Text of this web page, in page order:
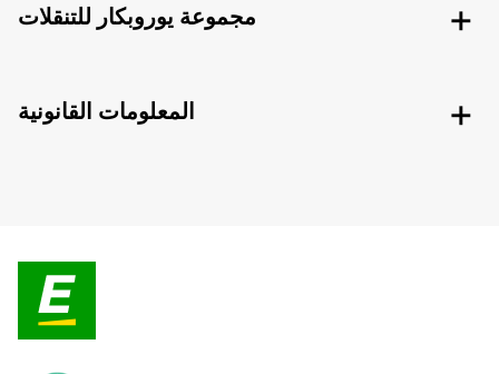
مجموعة يوروبكار للتنقلات
المعلومات القانونية